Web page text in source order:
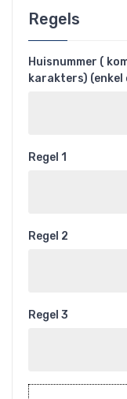
Regels
Huisnummer (
karakters)
Regel 1
Regel 2
Regel 3